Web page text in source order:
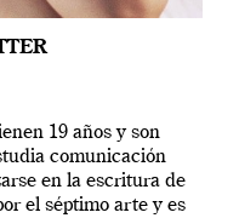
19 años y son
comunicación
en la escritura de
el séptimo arte y es